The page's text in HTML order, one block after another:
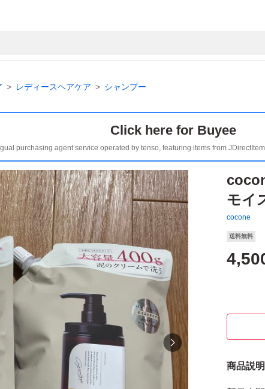
レディースヘアケア シャンプー
Click here for Buyee
purchasing agent service operated by tenso, featuring items from
モイ
cocone
送料無料
商品説明